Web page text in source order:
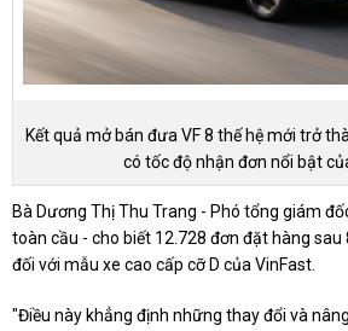
Kết quả mở bán đưa VF 8 thế hệ mới trở
có tốc độ nhận đơn nổi bật
Bà Dương Thị Thu Trang - Phó tổng giám
toàn cầu - cho biết 12.728 đơn đặt hàng sau
đối với mẫu xe cao cấp cỡ D của VinFast.
"Điều này khẳng định những thay đổi và